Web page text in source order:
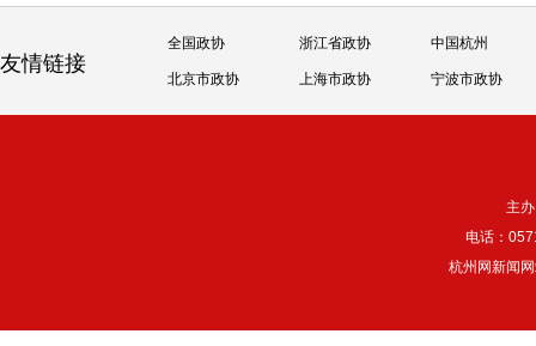
友情链接
全国政协 浙江省政协 中国杭州
北京市政协 上海市政协 宁波市政协
主
电话：
杭州网新闻